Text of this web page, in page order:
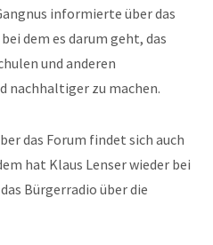
informierte über das
dem es darum geht, das
und anderen
nachhaltiger zu machen.
das Forum findet sich auch
hat Klaus Lenser wieder bei
Bürgerradio über die